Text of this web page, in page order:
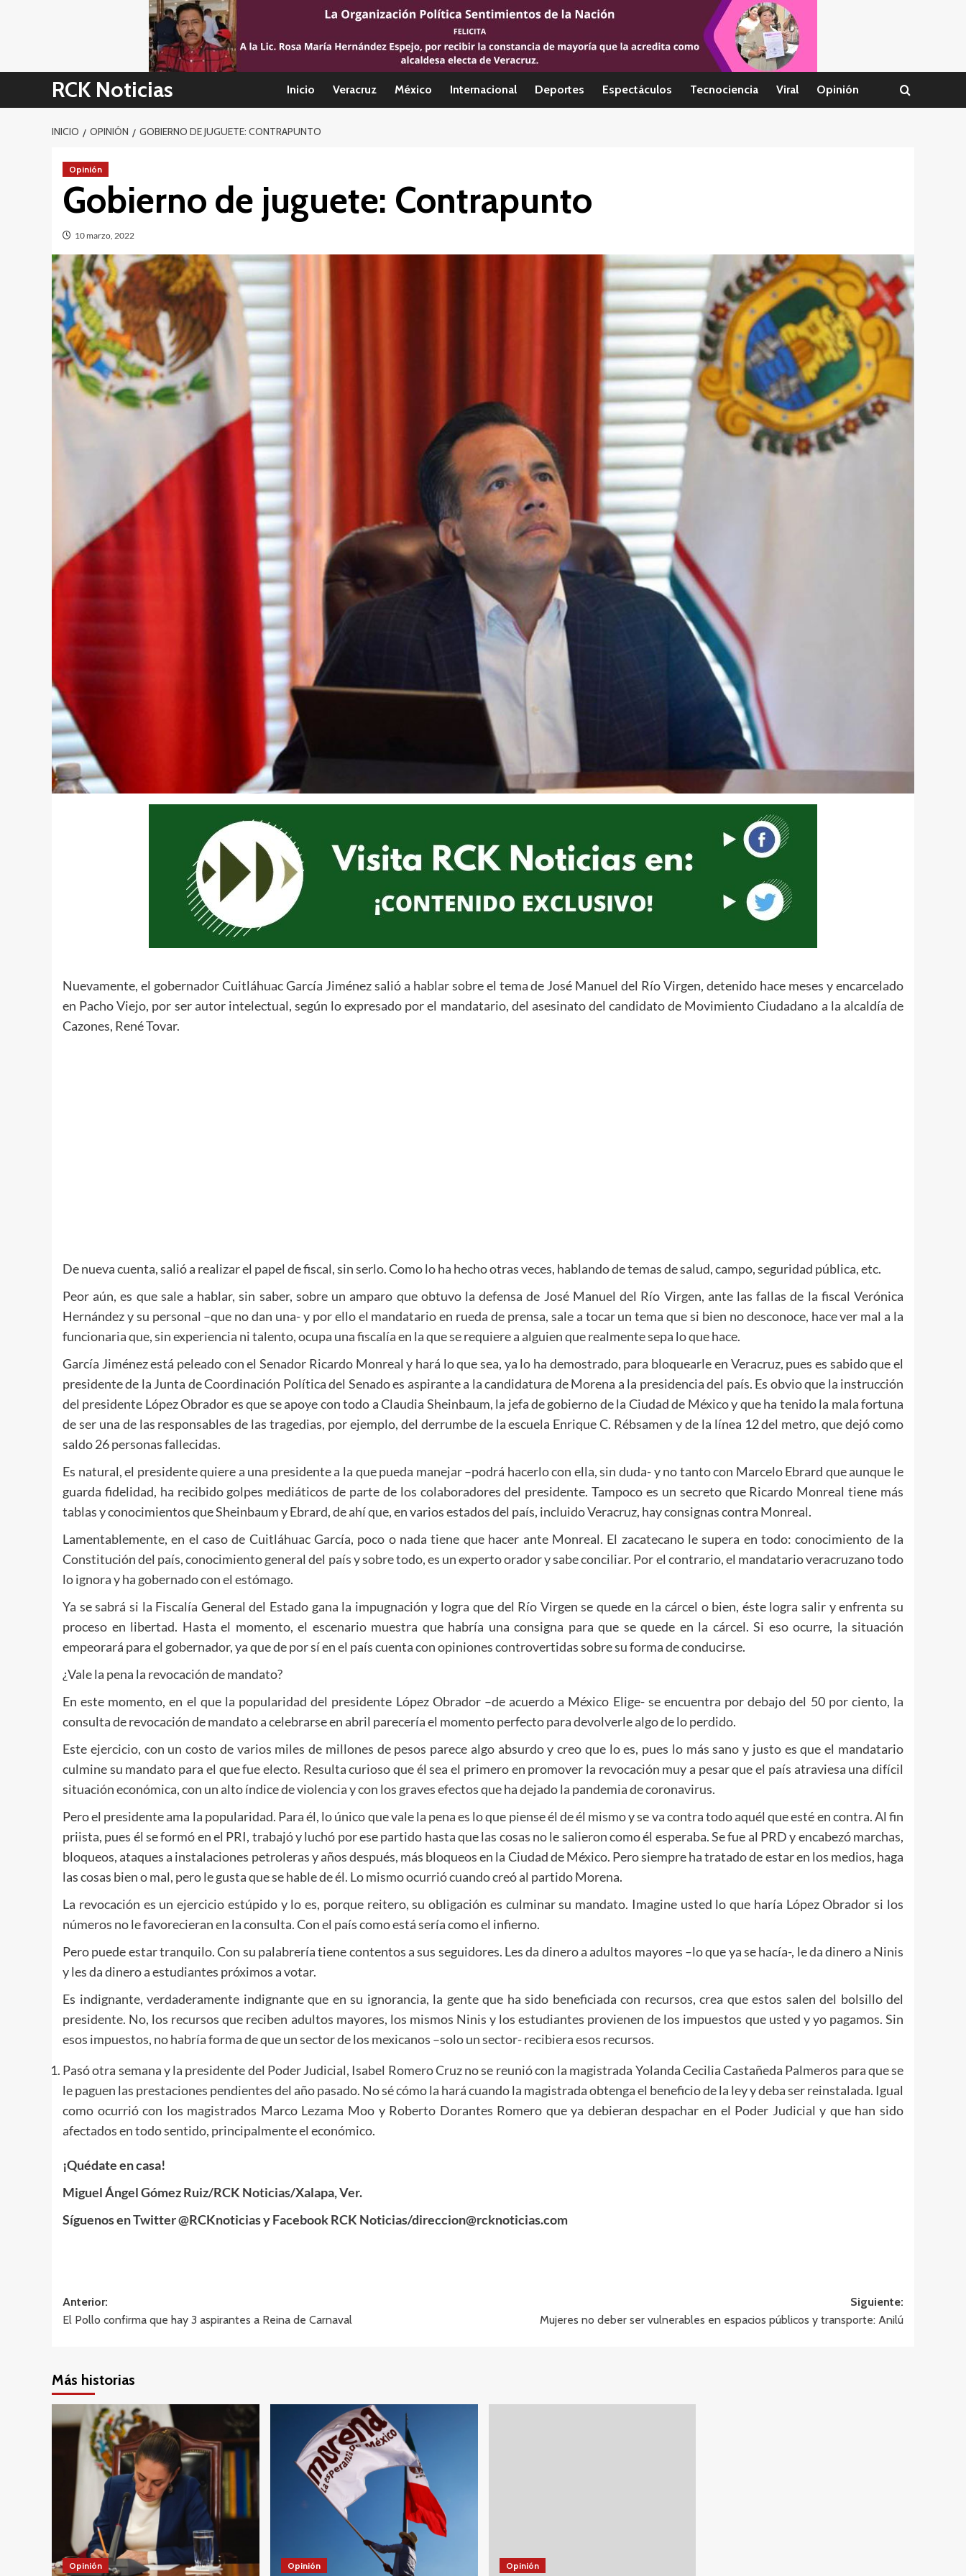
RCK Noticias Inicio Veracruz México Internacional Deportes Espectáculos Tecnociencia Viral Opinión
INICIO OPINIÓN GOBIERNO DE JUGUETE: CONTRAPUNTO
Opinión
Gobierno de juguete: Contrapunto
10 marzo, 2022
Nuevamente, el gobernador Cuitláhuac García Jiménez salió a hablar sobre el tema de José Manuel del Río Virgen, detenido hace meses y encarcelado
en Pacho Viejo, por ser autor intelectual, según lo expresado por el mandatario, del asesinato del candidato de Movimiento Ciudadano a la alcaldía de
Cazones, René Tovar.
De nueva cuenta, salió a realizar el papel de fiscal, sin serlo. Como lo ha hecho otras veces, hablando de temas de salud, campo, seguridad pública, etc.
Peor aún, es que sale a hablar, sin saber, sobre un amparo que obtuvo la defensa de José Manuel del Río Virgen, ante las fallas de la fiscal Verónica
Hernández y su personal –que no dan una- y por ello el mandatario en rueda de prensa, sale a tocar un tema que si bien no desconoce, hace ver mal a la
funcionaria que, sin experiencia ni talento, ocupa una fiscalía en la que se requiere a alguien que realmente sepa lo que hace.
García Jiménez está peleado con el Senador Ricardo Monreal y hará lo que sea, ya lo ha demostrado, para bloquearle en Veracruz, pues es sabido que el
presidente de la Junta de Coordinación Política del Senado es aspirante a la candidatura de Morena a la presidencia del país. Es obvio que la instrucción
del presidente López Obrador es que se apoye con todo a Claudia Sheinbaum, la jefa de gobierno de la Ciudad de México y que ha tenido la mala fortuna
de ser una de las responsables de las tragedias, por ejemplo, del derrumbe de la escuela Enrique C. Rébsamen y de la línea 12 del metro, que dejó como
saldo 26 personas fallecidas.
Es natural, el presidente quiere a una presidente a la que pueda manejar –podrá hacerlo con ella, sin duda- y no tanto con Marcelo Ebrard que aunque le
guarda fidelidad, ha recibido golpes mediáticos de parte de los colaboradores del presidente. Tampoco es un secreto que Ricardo Monreal tiene más
tablas y conocimientos que Sheinbaum y Ebrard, de ahí que, en varios estados del país, incluido Veracruz, hay consignas contra Monreal.
Lamentablemente, en el caso de Cuitláhuac García, poco o nada tiene que hacer ante Monreal. El zacatecano le supera en todo: conocimiento de la
Constitución del país, conocimiento general del país y sobre todo, es un experto orador y sabe conciliar. Por el contrario, el mandatario veracruzano todo
lo ignora y ha gobernado con el estómago.
Ya se sabrá si la Fiscalía General del Estado gana la impugnación y logra que del Río Virgen se quede en la cárcel o bien, éste logra salir y enfrenta su
proceso en libertad. Hasta el momento, el escenario muestra que habría una consigna para que se quede en la cárcel. Si eso ocurre, la situación
empeorará para el gobernador, ya que de por sí en el país cuenta con opiniones controvertidas sobre su forma de conducirse.
¿Vale la pena la revocación de mandato?
En este momento, en el que la popularidad del presidente López Obrador –de acuerdo a México Elige- se encuentra por debajo del 50 por ciento, la
consulta de revocación de mandato a celebrarse en abril parecería el momento perfecto para devolverle algo de lo perdido.
Este ejercicio, con un costo de varios miles de millones de pesos parece algo absurdo y creo que lo es, pues lo más sano y justo es que el mandatario
culmine su mandato para el que fue electo. Resulta curioso que él sea el primero en promover la revocación muy a pesar que el país atraviesa una difícil
situación económica, con un alto índice de violencia y con los graves efectos que ha dejado la pandemia de coronavirus.
Pero el presidente ama la popularidad. Para él, lo único que vale la pena es lo que piense él de él mismo y se va contra todo aquél que esté en contra. Al fin
priista, pues él se formó en el PRI, trabajó y luchó por ese partido hasta que las cosas no le salieron como él esperaba. Se fue al PRD y encabezó marchas,
bloqueos, ataques a instalaciones petroleras y años después, más bloqueos en la Ciudad de México. Pero siempre ha tratado de estar en los medios, haga
las cosas bien o mal, pero le gusta que se hable de él. Lo mismo ocurrió cuando creó al partido Morena.
La revocación es un ejercicio estúpido y lo es, porque reitero, su obligación es culminar su mandato. Imagine usted lo que haría López Obrador si los
números no le favorecieran en la consulta. Con el país como está sería como el infierno.
Pero puede estar tranquilo. Con su palabrería tiene contentos a sus seguidores. Les da dinero a adultos mayores –lo que ya se hacía-, le da dinero a Ninis
y les da dinero a estudiantes próximos a votar.
Es indignante, verdaderamente indignante que en su ignorancia, la gente que ha sido beneficiada con recursos, crea que estos salen del bolsillo del
presidente. No, los recursos que reciben adultos mayores, los mismos Ninis y los estudiantes provienen de los impuestos que usted y yo pagamos. Sin
esos impuestos, no habría forma de que un sector de los mexicanos –solo un sector- recibiera esos recursos.
Pasó otra semana y la presidente del Poder Judicial, Isabel Romero Cruz no se reunió con la magistrada Yolanda Cecilia Castañeda Palmeros para que se
le paguen las prestaciones pendientes del año pasado. No sé cómo la hará cuando la magistrada obtenga el beneficio de la ley y deba ser reinstalada. Igual
como ocurrió con los magistrados Marco Lezama Moo y Roberto Dorantes Romero que ya debieran despachar en el Poder Judicial y que han sido
afectados en todo sentido, principalmente el económico.
¡Quédate en casa!
Miguel Ángel Gómez Ruiz/RCK Noticias/Xalapa, Ver.
Síguenos en Twitter @RCKnoticias y Facebook RCK Noticias/direccion@rcknoticias.com
Navegación
de
Anterior:
El Pollo confirma que hay 3 aspirantes a Reina de Carnaval
Siguiente:
Mujeres no deber ser vulnerables en espacios públicos y transporte: Anilú
Más historias
Opinión Opinión Opinión